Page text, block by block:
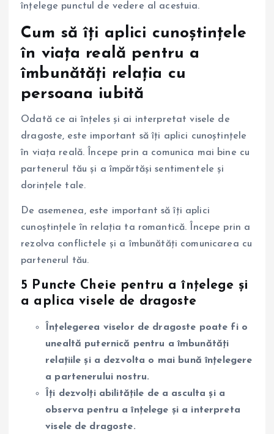
înțelege punctul de vedere al acestuia.
Cum să îți aplici cunoștințele
în viața reală pentru a
îmbunătăți relația cu
persoana iubită
Odată ce ai înțeles și ai interpretat visele de
dragoste, este important să îți aplici cunoștințele
în viața reală. Începe prin a comunica mai bine cu
partenerul tău și a împărtăși sentimentele și
dorințele tale.
De asemenea, este important să îți aplici
cunoștințele în relația ta romantică. Începe prin a
rezolva conflictele și a îmbunătăți comunicarea cu
partenerul tău.
5 Puncte Cheie pentru a înțelege și
a aplica visele de dragoste
Înțelegerea viselor de dragoste poate fi o
unealtă puternică pentru a îmbunătăți
relațiile și a dezvolta o mai bună înțelegere
a partenerului nostru.
Îți dezvolți abilitățile de a asculta și a
observa pentru a înțelege și a interpreta
visele de dragoste.